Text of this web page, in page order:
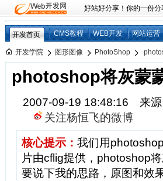
好站好分享！你的一份分
开发首页 CMS教程 WEB开发 网站运营
开发学院 图形图像 PhotoShop
photoshop将灰蒙
2007-09-19 18:48:16 来
关注杨恒飞的微博
核心提示： 我们用
片由cflig提供，photoshop
要说下我的思路，原图和效